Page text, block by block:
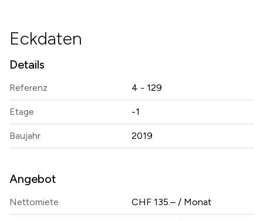
Eckdaten
Details
Referenz 4 - 129
Etage -1
Baujahr 2019
Angebot
Nettomiete CHF 135.– / Monat